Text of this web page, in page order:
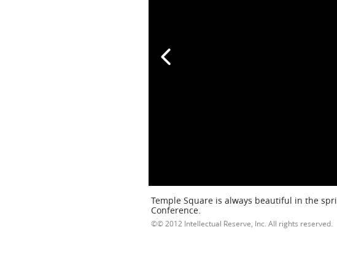
Temple Square is always beautiful in the
Conference.
© 2012 Intellectual Reserve, Inc. All rights reserved.